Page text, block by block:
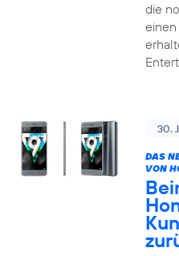
die
einen
30.
DAS
VON